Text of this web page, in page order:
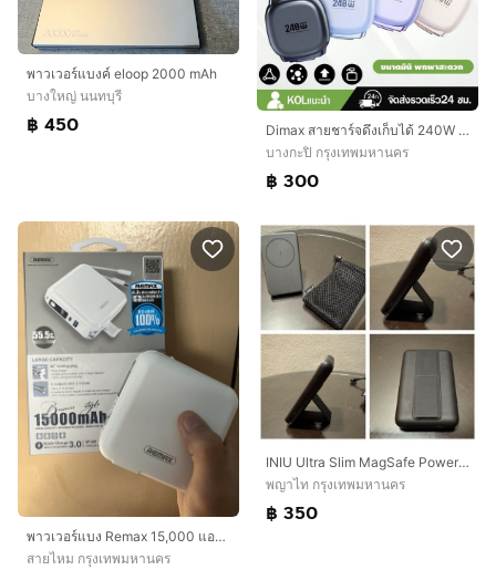
พาวเวอร์แบงค์ eloop 2000 mAh
บางใหญ่ นนทบุรี
฿ 450
Dimax สายชาร์จดึงเก็บได้ 240W PD สายชาร์จเร็ว Retractable Charging Cable ขนาดพกพามินิ ได้มาตรฐาน มอก. แท้ 100%
บางกะปิ กรุงเทพมหานคร
฿ 300
พาวเวอร์แบง Remax 15,000 แอมป์
สายไหม กรุงเทพมหานคร
INIU Ultra Slim MagSafe Powerbank 5500mAh 20W Fast Charge Foldable Stand, Like New Warranty
พญาไท กรุงเทพมหานคร
฿ 350